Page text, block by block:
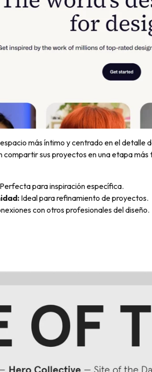
más íntimo y centrado en el detalle
compartir sus proyectos en una etapa
Perfecta para inspiración específica.
Ideal para refinamiento de proyectos.
con otros profesionales del diseño.